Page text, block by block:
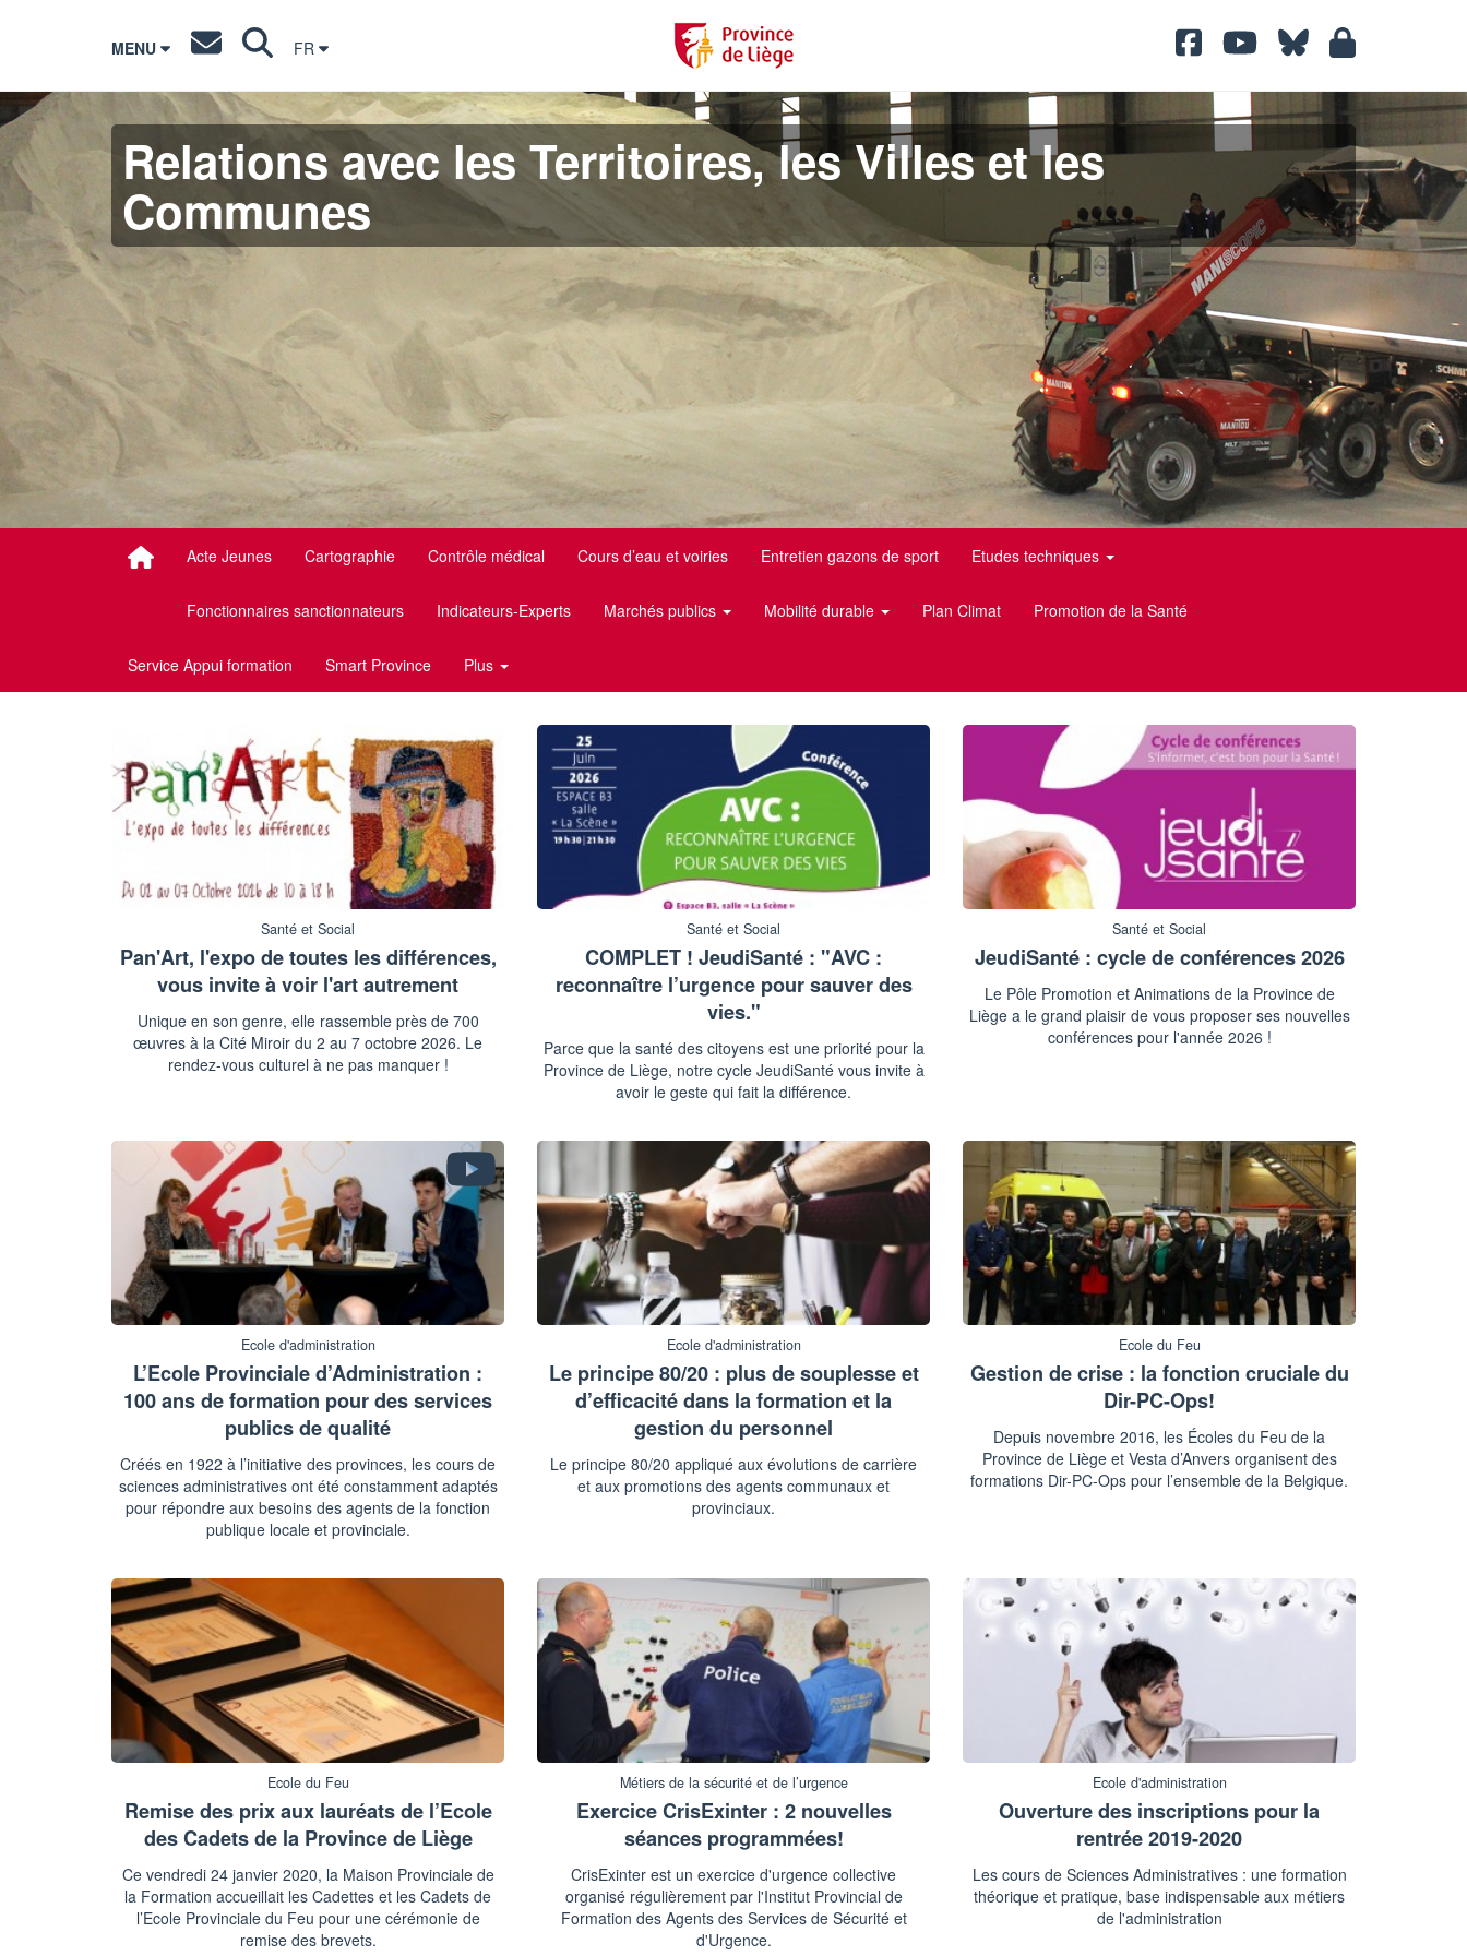
MENU FR
Relations avec les Territoires, les Villes et les
Communes
Acte Jeunes Cartographie Contrôle médical Cours d’eau et voiries Entretien gazons de sport Etudes techniques
Fonctionnaires sanctionnateurs Indicateurs-Experts Marchés publics Mobilité durable Plan Climat Promotion de la Santé
Service Appui formation Smart Province Plus
Santé et Social
Pan'Art, l'expo de toutes les différences,
vous invite à voir l'art autrement
Unique en son genre, elle rassemble près de 700
œuvres à la Cité Miroir du 2 au 7 octobre 2026. Le
rendez-vous culturel à ne pas manquer !
Santé et Social
COMPLET ! JeudiSanté : "AVC :
reconnaître l’urgence pour sauver des
vies."
Parce que la santé des citoyens est une priorité pour la
Province de Liège, notre cycle JeudiSanté vous invite à
avoir le geste qui fait la différence.
Santé et Social
JeudiSanté : cycle de conférences 2026
Le Pôle Promotion et Animations de la Province de
Liège a le grand plaisir de vous proposer ses nouvelles
conférences pour l'année 2026 !
Ecole d'administration
L’Ecole Provinciale d’Administration :
100 ans de formation pour des services
publics de qualité
Créés en 1922 à l’initiative des provinces, les cours de
sciences administratives ont été constamment adaptés
pour répondre aux besoins des agents de la fonction
publique locale et provinciale.
Ecole d'administration
Le principe 80/20 : plus de souplesse et
d’efficacité dans la formation et la
gestion du personnel
Le principe 80/20 appliqué aux évolutions de carrière
et aux promotions des agents communaux et
provinciaux.
Ecole du Feu
Gestion de crise : la fonction cruciale du
Dir-PC-Ops!
Depuis novembre 2016, les Écoles du Feu de la
Province de Liège et Vesta d’Anvers organisent des
formations Dir-PC-Ops pour l’ensemble de la Belgique.
Ecole du Feu
Remise des prix aux lauréats de l’Ecole
des Cadets de la Province de Liège
Ce vendredi 24 janvier 2020, la Maison Provinciale de
la Formation accueillait les Cadettes et les Cadets de
l’Ecole Provinciale du Feu pour une cérémonie de
remise des brevets.
Métiers de la sécurité et de l’urgence
Exercice CrisExinter : 2 nouvelles
séances programmées!
CrisExinter est un exercice d'urgence collective
organisé régulièrement par l'Institut Provincial de
Formation des Agents des Services de Sécurité et
d'Urgence.
Ecole d'administration
Ouverture des inscriptions pour la
rentrée 2019-2020
Les cours de Sciences Administratives : une formation
théorique et pratique, base indispensable aux métiers
de l'administration